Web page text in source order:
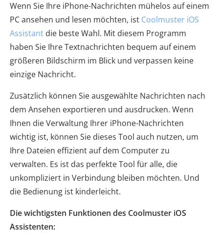
Wenn Sie Ihre iPhone-Nachrichten mühelos auf einem
PC ansehen und lesen möchten, ist Coolmuster iOS
Assistant die beste Wahl. Mit diesem Programm
haben Sie Ihre Textnachrichten bequem auf einem
größeren Bildschirm im Blick und verpassen keine
einzige Nachricht.
Zusätzlich können Sie ausgewählte Nachrichten nach
dem Ansehen exportieren und ausdrucken. Wenn
Ihnen die Verwaltung Ihrer iPhone-Nachrichten
wichtig ist, können Sie dieses Tool auch nutzen, um
Ihre Dateien effizient auf dem Computer zu
verwalten. Es ist das perfekte Tool für alle, die
unkompliziert in Verbindung bleiben möchten. Und
die Bedienung ist kinderleicht.
Die wichtigsten Funktionen des Coolmuster iOS
Assistenten: